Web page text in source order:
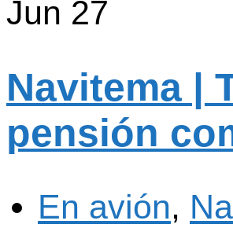
Jun 27
Navitema |
pensión
En avión,